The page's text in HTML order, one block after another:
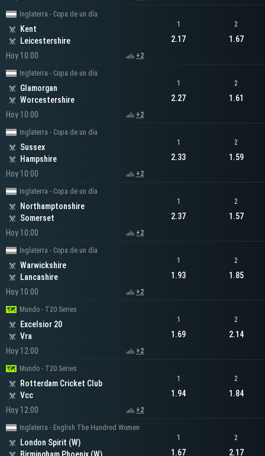
Inglaterra - Copa de un día
Kent
Leicestershire
Hoy 10:00
+2
1
2.17
2
1.67
Inglaterra - Copa de un día
Glamorgan
Worcestershire
Hoy 10:00
+2
1
2.27
2
1.61
Inglaterra - Copa de un día
Sussex
Hampshire
Hoy 10:00
+2
1
2.33
2
1.59
Inglaterra - Copa de un día
Northamptonshire
Somerset
Hoy 10:00
+2
1
2.37
2
1.57
Inglaterra - Copa de un día
Warwickshire
Lancashire
Hoy 10:00
+2
1
1.93
2
1.85
Mundo - T20 Series
Excelsior 20
Vra
Hoy 12:00
+2
1
1.69
2
2.14
Mundo - T20 Series
Rotterdam Cricket Club
Vcc
Hoy 12:00
+2
1
1.94
2
1.84
Inglaterra - English The Hundred Women
London Spirit (W)
1
1.67
2
2.17